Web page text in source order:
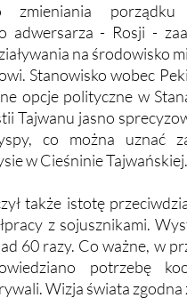
zmieniania
adwersarza - Rosji -
na środowisko
Stanowisko wobec
opcje polityczne w
Tajwanu jasno
co można uznać
w Cieśninie
także istotę
z sojusznikami.
60 razy. Co ważne, w
potrzebę
Wizja świata